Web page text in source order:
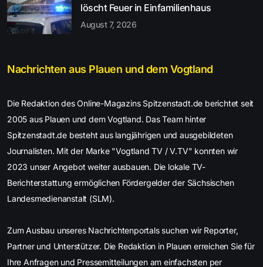
löscht Feuer in Einfamilienhaus
August 7, 2026
Nachrichten aus Plauen und dem Vogtland
Die Redaktion des Online-Magazins Spitzenstadt.de berichtet seit
2005 aus Plauen und dem Vogtland. Das Team hinter
Spitzenstadt.de besteht aus langjährigen und ausgebildeten
Journalisten. Mit der Marke "Vogtland TV / V.TV" konnten wir
2023 unser Angebot weiter ausbauen. Die lokale TV-
Berichterstattung ermöglichen Fördergelder der Sächsischen
Landesmedienanstalt (SLM).
Zum Ausbau unseres Nachrichtenportals suchen wir Reporter,
Partner und Unterstützer. Die Redaktion in Plauen erreichen Sie für
Ihre Anfragen und Pressemitteilungen am einfachsten per